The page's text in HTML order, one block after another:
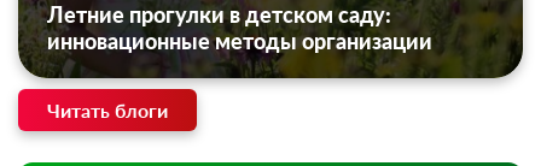
Летние прогулки в детском саду:
инновационные методы организации
Читать блоги